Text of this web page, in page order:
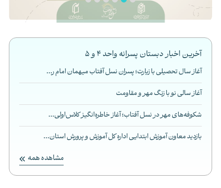
آخرین اخبار دبستان پسرانه واحد ۴ و ۵
آغاز سال تحصیلی با زیارت؛ پسران نسل آفتاب میهمان امام ر...
آغاز سالی نو با زنگ مهر و مقاومت
شکوفه‌های مهر در نسل آفتاب؛ آغاز خاطره‌انگیز کلاس‌اولی‌...
بازدید معاون آموزش ابتدایی اداره کل آموزش و پرورش استان...
مشاهده همه